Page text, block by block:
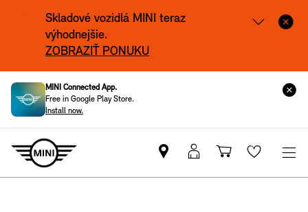
Skladové vozidlá MINI teraz
výhodnejšie.
ZOBRAZIŤ PONUKU
MINI Connected App.
Free in Google Play Store.
Install now.
Nájsť
MINI
MyMINI
prihlásenie
Nákupný
košík
Wishlist